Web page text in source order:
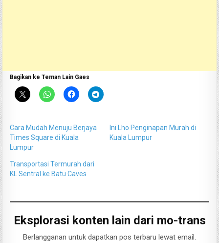
Bagikan ke Teman Lain Gaes
Cara Mudah Menuju Berjaya
Times Square di Kuala
Lumpur
Ini Lho Penginapan Murah di
Kuala Lumpur
Transportasi Termurah dari
KL Sentral ke Batu Caves
Eksplorasi konten lain dari mo-trans
Berlangganan untuk dapatkan pos terbaru lewat email.